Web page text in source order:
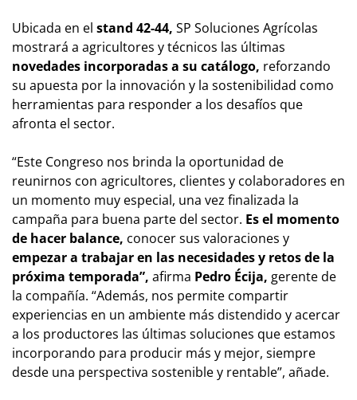
Ubicada en el stand 42-44, SP Soluciones Agrícolas
mostrará a agricultores y técnicos las últimas
novedades incorporadas a su catálogo, reforzando
su apuesta por la innovación y la sostenibilidad como
herramientas para responder a los desafíos que
afronta el sector.
“Este Congreso nos brinda la oportunidad de
reunirnos con agricultores, clientes y colaboradores en
un momento muy especial, una vez finalizada la
campaña para buena parte del sector. Es el momento
de hacer balance, conocer sus valoraciones y
empezar a trabajar en las necesidades y retosde la
próxima temporada”, afirma Pedro Écija, gerente de
la compañía. “Además, nos permite compartir
experiencias en un ambiente más distendido y acercar
a los productores las últimas soluciones que estamos
incorporando para producir más y mejor, siempre
desde una perspectiva sostenible y rentable”, añade.